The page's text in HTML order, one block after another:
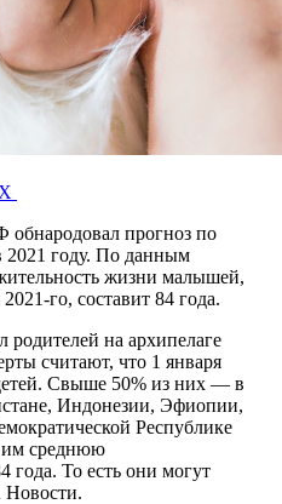
прогноз по
2021 году. По данным
жизни малышей,
го, составит 84 года.
на архипелаге
считают, что 1 января
Свыше 50% из них — в
Индонезии, Эфиопии,
Республике
им среднюю
года. То есть они могут